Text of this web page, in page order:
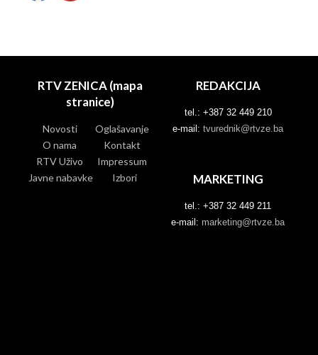
RTV ZENICA (mapa
stranice)
Novosti
Oglašavanje
O nama
Kontakt
RTV Uživo
Impressum
Javne nabavke
Izbori
REDAKCIJA
tel.: +387 32 449 210
e-mail: tvurednik@rtvze.ba
MARKETING
tel.: +387 32 449 211
e-mail: marketing@rtvze.ba